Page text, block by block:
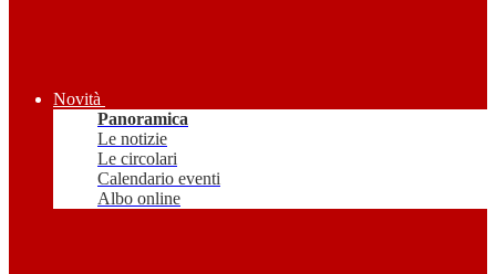
Novità
Panoramica
Le notizie
Le circolari
Calendario eventi
Albo online